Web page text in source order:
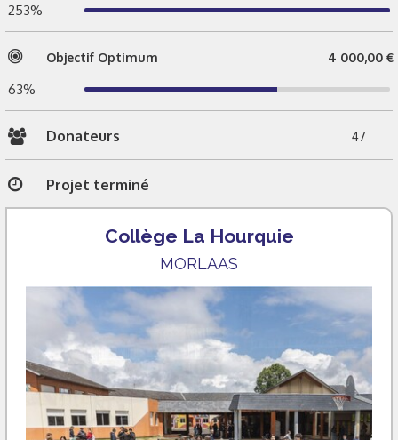
253%
Objectif Optimum 4 000,00 €
63%
Donateurs 47
Projet terminé
Collège La Hourquie
MORLAAS